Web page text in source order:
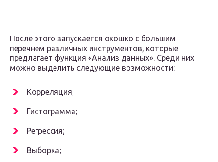
После этого запускается окошко с большим
перечнем различных инструментов, которые
предлагает функция «Анализ данных». Среди них
можно выделить следующие возможности:
Корреляция;
Гистограмма;
Регрессия;
Выборка;